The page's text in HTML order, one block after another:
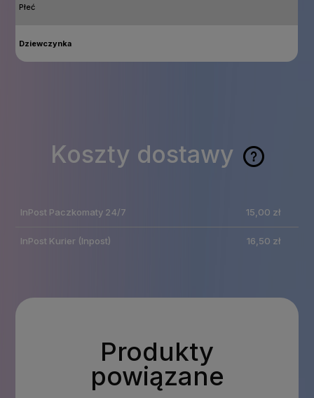
Płeć
Dziewczynka
Koszty dostawy
Cena nie zawiera
płatności
InPost Paczkomaty 24/7 15,00 zł
InPost Kurier (Inpost) 16,50 zł
Produkty
powiązane